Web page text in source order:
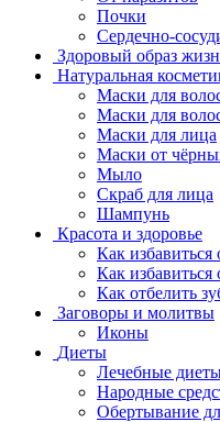
Почки
Сердечно-
Здоровый образ
Натуральная
Маски для
Маски для
Маски для лица
Маски от
Мыло
Скраб для лица
Шампунь
Красота и здоровье
Как
Как
Как отбелить
Заговоры и молитвы
Иконы
Диеты
Лечебные
Народные
Обертывание